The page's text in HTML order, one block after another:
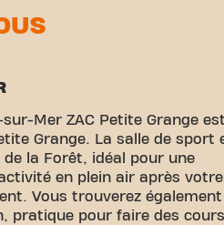
Mer ZAC Petite Grange est
Grange. La salle de sport
la Forêt, idéal pour une
en plein air après votre
Vous trouverez également
pratique pour faire des